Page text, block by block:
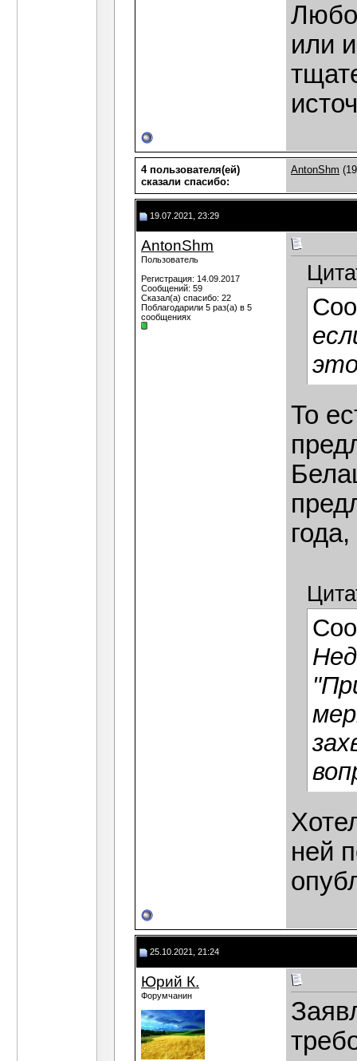
или
4 пользователя(ей)
сказали cпасибо:
AntonShm
19.07.2021, 23:29
AntonShm
Пользователь
Регистрация: 14.09.2017
Сообщений: 59
Сказал(а) спасибо: 22
Поблагодарили 5 раз(а) в 5
сообщениях
То
ней
25.10.2021, 21:24
Юрий К.
Форумчанин